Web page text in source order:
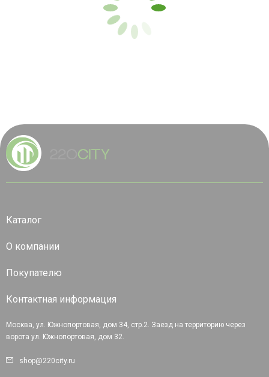
Каталог
О компании
Покупателю
Контактная информация
Москва, ул. Южнопортовая, дом 34, стр.2. Заезд на территорию через
ворота ул. Южнопортовая, дом 32.
shop@220city.ru